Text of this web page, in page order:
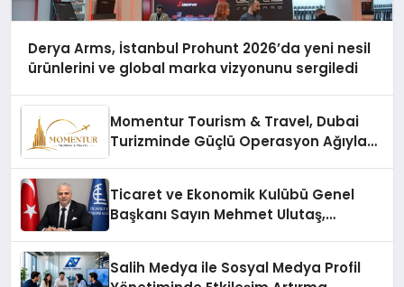
Derya Arms, İstanbul Prohunt 2026’da yeni nesil
ürünlerini ve global marka vizyonunu sergiledi
Momentur Tourism & Travel, Dubai
Turizminde Güçlü Operasyon Ağıyla
Ticaret ve Ekonomik Kulübü Genel
Başkanı Sayın Mehmet Ulutaş,
Salih Medya ile Sosyal Medya Profil